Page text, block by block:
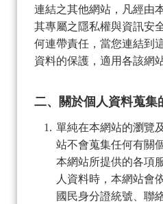
連結之其他網站，凡經由
其專屬之隱私權與資訊安
何連帶責任，當您連結到
資料的保護，適用各該網
二、關於個人資料蒐集
單純在本網站的瀏覽
站不會蒐集任何有關
本網站所提供的各項
人資料時，本網站會
國民身分證統號、聯